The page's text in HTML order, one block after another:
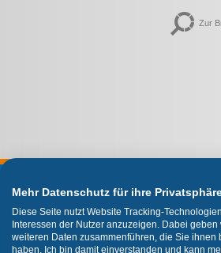
Zur
Mehr Datenschutz für ihre
Diese Seite nutzt Website Tracking-
Interessen der Nutzer anzuzeigen. Dabei
weiteren Daten zusammenführen, die Sie
haben. Ich bin damit einverstanden und kann